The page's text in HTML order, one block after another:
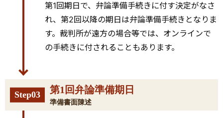
第1回期日で、弁論準備手続きに付す決定がなさ
れ、第2回以降の期日は弁論準備手続きとなりま
す。裁判所が遠方の場合等では、オンラインで
の手続きに付されることもあります。
Step03 第1回弁論準備期日
準備書面陳述